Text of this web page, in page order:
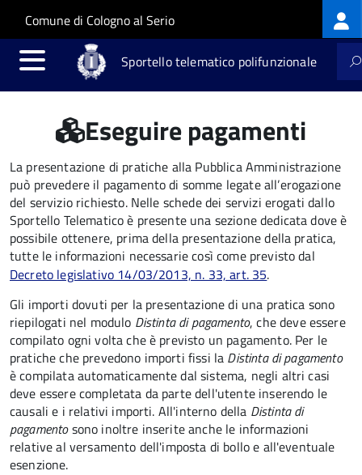
Salta al contenuto principale
Skip to site navigation
Comune di Cologno al Serio
Sportello telematico polifunzionale
Eseguire pagamenti
La presentazione di pratiche alla Pubblica Amministrazione
può prevedere il pagamento di somme legate all’erogazione
del servizio richiesto. Nelle schede dei servizi erogati dallo
Sportello Telematico è presente una sezione dedicata dove è
possibile ottenere, prima della presentazione della pratica,
tutte le informazioni necessarie così come previsto dal
Decreto legislativo 14/03/2013, n. 33, art. 35.
Gli importi dovuti per la presentazione di una pratica sono
riepilogati nel modulo Distinta di pagamento, che deve essere
compilato ogni volta che è previsto un pagamento. Per le
pratiche che prevedono importi fissi la Distinta di pagamento
è compilata automaticamente dal sistema, negli altri casi
deve essere completata da parte dell'utente inserendo le
causali e i relativi importi. All'interno della Distinta di
pagamentosono inoltre inserite anche le informazioni
relative al versamento dell'imposta di bollo e all'eventuale
esenzione.